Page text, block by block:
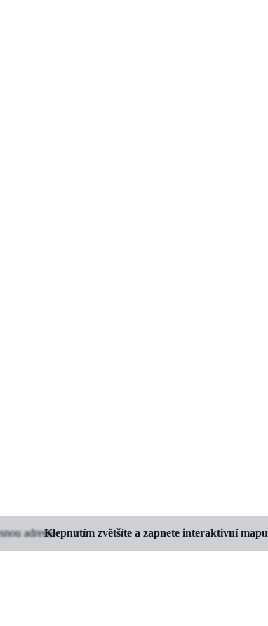
Klepnutím zvětšíte a zapnete interaktivní mapu
adresu.